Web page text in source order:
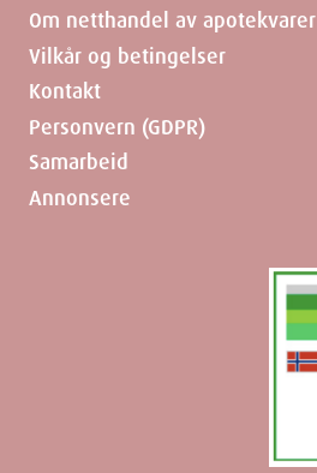
Om netthandel av apotekvarer
Vilkår og betingelser
Kontakt
Personvern (GDPR)
Samarbeid
Annonsere